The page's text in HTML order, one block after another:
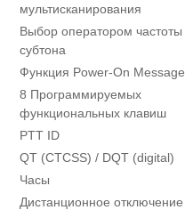
мультисканирования
Выбор оператором частоты
субтона
Функция Power-On Message
8 Программируемых
функциональных клавиш
PTT ID
QT (CTCSS) / DQT (digital)
Часы
Дистанционное отключение